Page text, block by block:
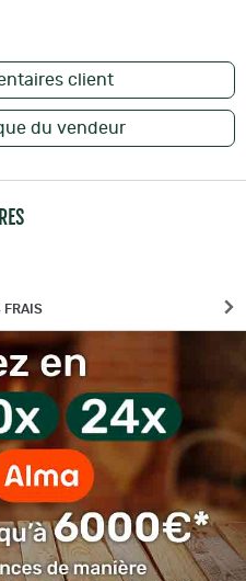
client
du vendeur
FRAIS